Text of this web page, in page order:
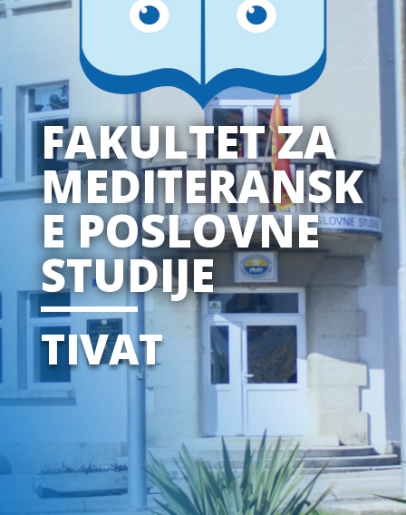
FAKULTET ZA
MEDITERANSK
E POSLOVNE
STUDIJE
TIVAT